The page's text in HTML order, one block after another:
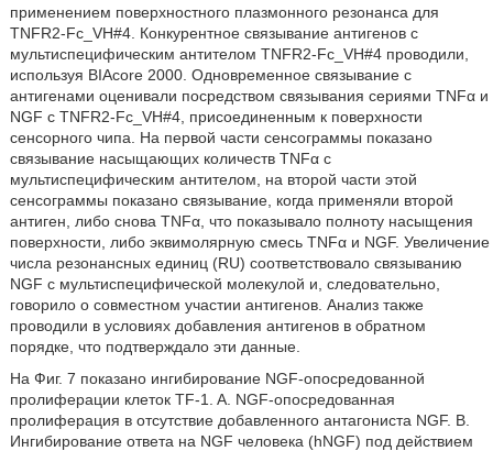
применением поверхностного плазмонного резонанса для
TNFR2-Fc_VH#4. Конкурентное связывание антигенов с
мультиспецифическим антителом TNFR2-Fc_VH#4 проводили,
используя BIAcore 2000. Одновременное связывание с
антигенами оценивали посредством связывания сериями TNFα и
NGF с TNFR2-Fc_VH#4, присоединенным к поверхности
сенсорного чипа. На первой части сенсограммы показано
связывание насыщающих количеств TNFα с
мультиспецифическим антителом, на второй части этой
сенсограммы показано связывание, когда применяли второй
антиген, либо снова TNFα, что показывало полноту насыщения
поверхности, либо эквимолярную смесь TNFα и NGF. Увеличение
числа резонансных единиц (RU) соответствовало связыванию
NGF с мультиспецифической молекулой и, следовательно,
говорило о совместном участии антигенов. Анализ также
проводили в условиях добавления антигенов в обратном
порядке, что подтверждало эти данные.
На Фиг. 7 показано ингибирование NGF-опосредованной
пролиферации клеток TF-1. A. NGF-опосредованная
пролиферация в отсутствие добавленного антагониста NGF. B.
Ингибирование ответа на NGF человека (hNGF) под действием